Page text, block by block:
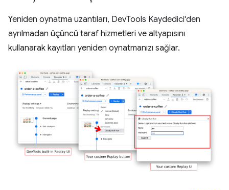
Yeniden oynatma uzantıları, DevTools Kaydedici'den
ayrılmadan üçüncü taraf hizmetleri ve altyapısını
kullanarak kayıtları yeniden oynatmanızı sağlar.